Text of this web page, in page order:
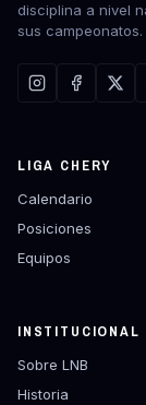
disciplina a nivel
sus campeonatos.
LIGA CHERY
Calendario
Posiciones
Equipos
INSTITUCIONAL
Sobre LNB
Historia